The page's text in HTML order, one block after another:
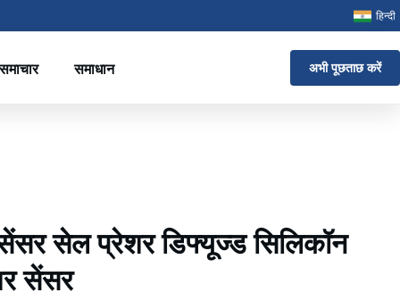
हिन्दी
समाधान अभी पूछताछ करें
सेल प्रेशर डिफ्यूज्ड सिलिकॉन
सेंसर